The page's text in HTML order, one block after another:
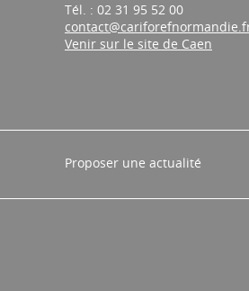
Tél. : 02 31 95 52 00
Venir sur le site de Caen
Proposer une actualité